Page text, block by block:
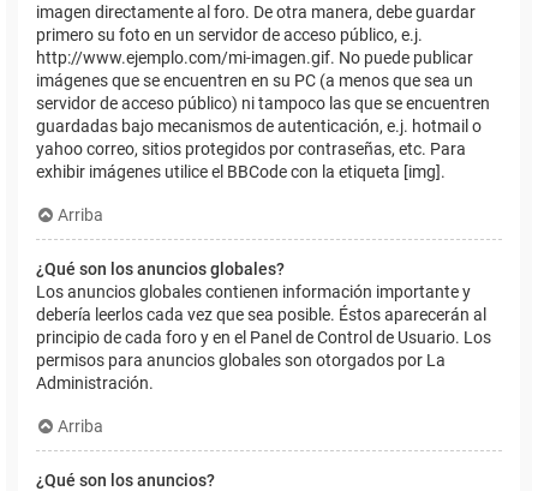
imagen directamente al foro. De otra manera, debe guardar
primero su foto en un servidor de acceso público, e.j.
http://www.ejemplo.com/mi-imagen.gif. No puede publicar
imágenes que se encuentren en su PC (a menos que sea un
servidor de acceso público) ni tampoco las que se encuentren
guardadas bajo mecanismos de autenticación, e.j. hotmail o
yahoo correo, sitios protegidos por contraseñas, etc. Para
exhibir imágenes utilice el BBCode con la etiqueta [img].
Arriba
¿Qué son los anuncios globales?
Los anuncios globales contienen información importante y
debería leerlos cada vez que sea posible. Éstos aparecerán al
principio de cada foro y en el Panel de Control de Usuario. Los
permisos para anuncios globales son otorgados por La
Administración.
Arriba
¿Qué son los anuncios?